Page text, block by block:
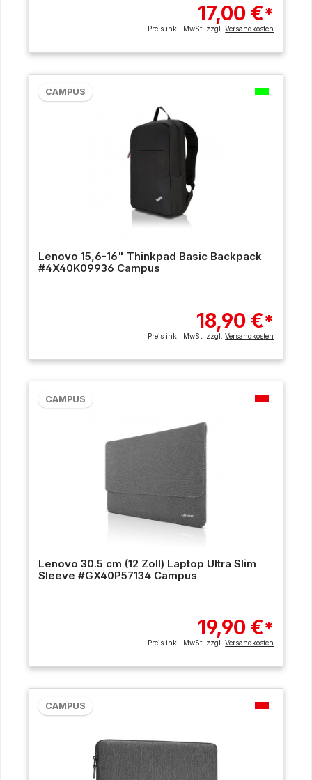
17,00 €*
Preis inkl. MwSt. zzgl.Versandkosten
CAMPUS
Lenovo 15,6-16" Thinkpad Basic Backpack
#4X40K09936 Campus
18,90 €*
Preis inkl. MwSt. zzgl.Versandkosten
CAMPUS
Lenovo 30.5 cm (12 Zoll) Laptop Ultra Slim
Sleeve #GX40P57134 Campus
19,90 €*
Preis inkl. MwSt. zzgl.Versandkosten
CAMPUS